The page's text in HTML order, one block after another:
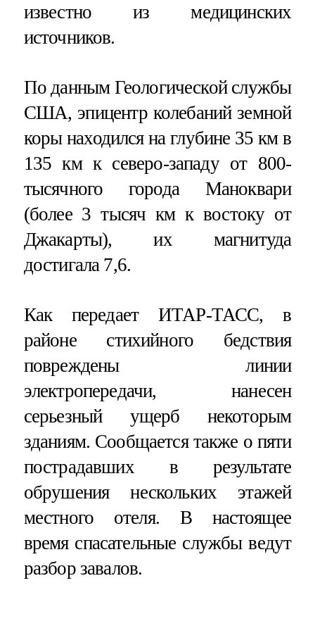
известно из медицинских
источников.
По данным Геологической службы
США, эпицентр колебаний земной
коры находился на глубине 35 км в
135 км к северо-западу от 800-
тысячного города Маноквари
(более 3 тысяч км к востоку от
Джакарты), их магнитуда
достигала 7,6.
Как передает ИТАР-ТАСС, в
районе стихийного бедствия
повреждены линии
электропередачи, нанесен
серьезный ущерб некоторым
зданиям. Сообщается также о пяти
пострадавших в результате
обрушения нескольких этажей
местного отеля. В настоящее
время спасательные службы ведут
разбор завалов.